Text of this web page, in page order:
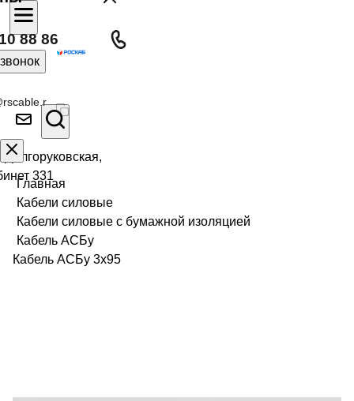
88 86
331
Главная
Кабели силовые
Кабели силовые с бумажной изоляцией
Кабель АСБу
Кабель АСБу 3х95